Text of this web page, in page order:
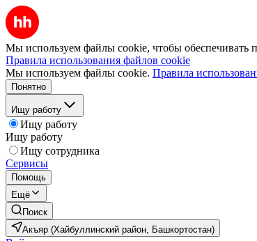
Мы используем файлы cookie, чтобы обеспечивать
Правила использования файлов cookie
Мы используем файлы cookie. Правила
Понятно
Ищу работу
Ищу работу
Ищу работу
Ищу сотрудника
Сервисы
Помощь
Ещё
Поиск
Акъяр (Хайбуллинский район, Башкортостан)